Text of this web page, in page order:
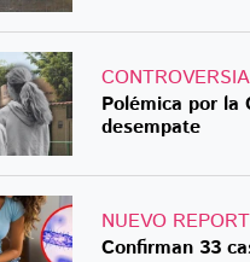
CONTROVERSIA
Polémica por la
desempate
NUEVO
Confirman 33